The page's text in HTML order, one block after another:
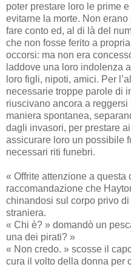
poter prestare loro le prime
evitarne la morte. Non
fare conto ed, al di là del
che non fosse ferito a
occorsi: ma non era
laddove una loro indolenza
loro figli, nipoti, amici. Per
necessarie troppe parole di
riuscivano ancora a
maniera spontanea,
dagli invasori, per prestare
assicurare loro un possibile
necessari riti funebri.
« Offrite attenzione a questa
raccomandazione che
chinandosi sul corpo privo
straniera.
« Chi è? » domandò un
una dei pirati? »
« Non credo. » scosse il
cura il volto della donna per